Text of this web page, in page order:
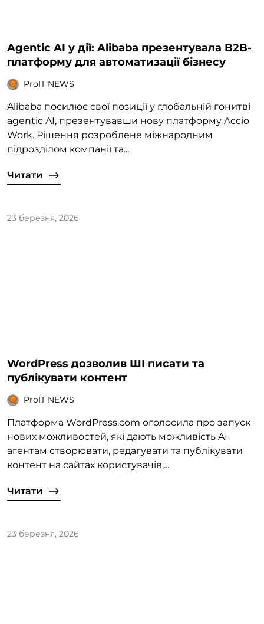
Agentic AI у дії: Alibaba презентувала B2B-
платформу для автоматизації бізнесу
ProIT NEWS
Alibaba посилює свої позиції у глобальній гонитві
agentic AI, презентувавши нову платформу Accio
Work. Рішення розроблене міжнародним
підрозділом компанії та...
Читати
23 березня, 2026
WordPress дозволив ШІ писати та
публікувати контент
ProIT NEWS
Платформа WordPress.com оголосила про запуск
нових можливостей, які дають можливість AI-
агентам створювати, редагувати та публікувати
контент на сайтах користувачів,...
Читати
23 березня, 2026